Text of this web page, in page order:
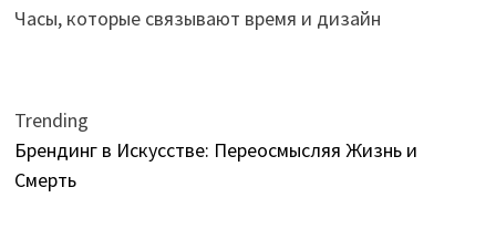
Часы, которые связывают время и дизайн
Trending
Брендинг в Искусстве: Переосмысляя Жизнь и
Смерть